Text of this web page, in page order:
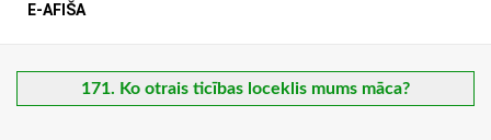
E-AFIŠA
171. Ko otrais ticības loceklis mums māca?